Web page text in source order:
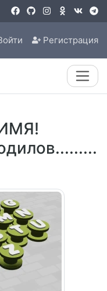
Регистрация